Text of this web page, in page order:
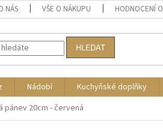
NÁS VŠE O NÁKUPU HODNOCENÍ
HLEDAT
Nádobí Kuchyňské doplňky
pánev 20cm - červená